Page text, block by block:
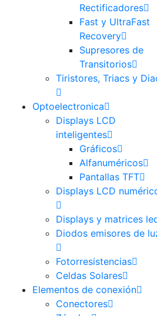
Rectificadores
Fast y UltraFast
Recovery
Supresores de
Transitorios
Tiristores, Triacs y
Optoelectronica
Displays LCD
inteligentes
Gráficos
Alfanuméricos
Pantallas TFT
Displays LCD
Displays y matrices
Diodos emisores de
Fotorresistencias
Celdas Solares
Elementos de conexión
Conectores